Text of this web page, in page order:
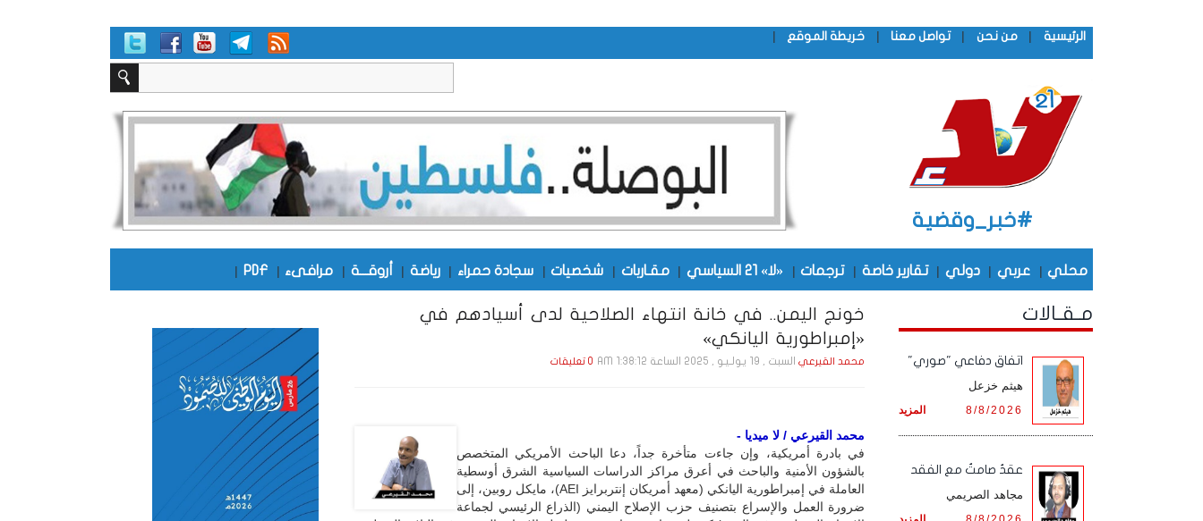
الرئيسية | من نحن | تواصل معنا | خريطة الموقع |
#خبر_وقضية
محلي | عربي | دولي | تقارير خاصة | ترجمات | «لا» 21 السياسي | مقـاربات | شخصيات | سجادة حمراء | رياضة | أروقـــة | مرافىء |
PDF
|
خونج اليمن.. في خانة انتهاء الصلاحية لدى أسيادهم في
«إمبراطورية اليانكي»
محمد القيرعيالسبت , 19 يـولـيـو , 2025 الساعة 1:38:12 AM 0 تعليقات
محمد القيرعي / لا ميديا -
في بادرة أمريكية، وإن جاءت متأخرة جداً، دعا الباحث الأمريكي المتخصص
بالشؤون الأمنية والباحث في أعرق مراكز الدراسات السياسية الشرق أوسطية
العاملة في إمبراطورية اليانكي (معهد أمريكان إنتربرايز AEI)، مايكل روبين، إلى
ضرورة العمل والإسراع بتصنيف حزب الإصلاح اليمني (الذراع الرئيسي لجماعة
مـقـالات
اتفاق دفاعي "صوري"
هيثم خزعل
المزيد 8/8/2026
عقدٌ صامتٌ مع الفقد
مجاهد الصريمي
المزيد 8/8/2026